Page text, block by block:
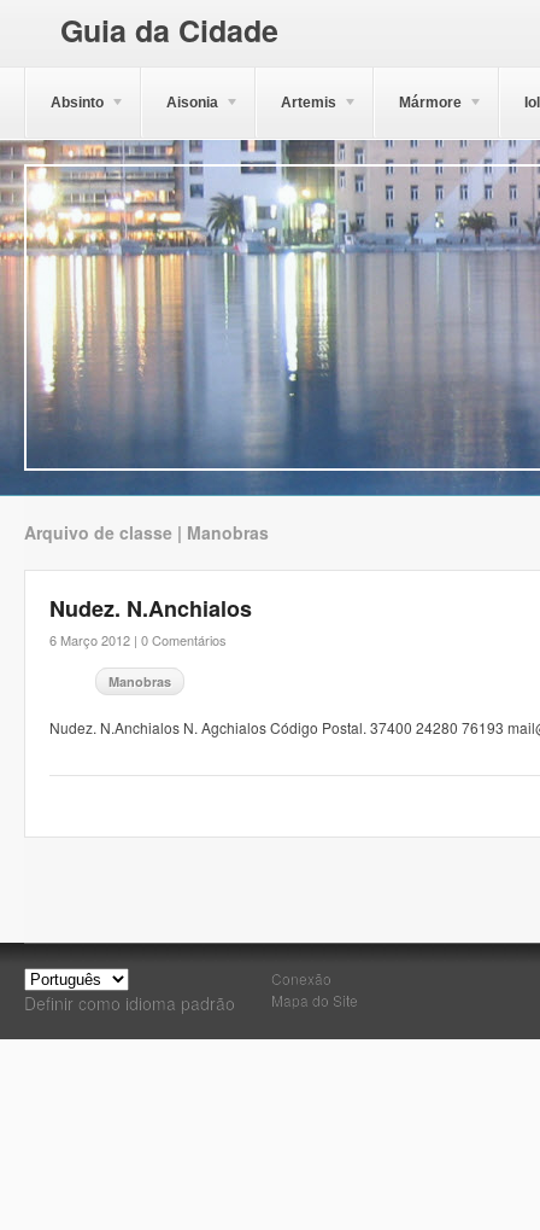
Guia da Cidade
Absinto Aisonia Artemis Mármore
Arquivo de classe | Manobras
Nudez. N.Anchialos
6 Março 2012 | 0 Comentários
Manobras
Nudez. N.Anchialos N. Agchialos Código Postal. 37400 24280 76193
Definir como idioma padrão
Conexão
Mapa do Site